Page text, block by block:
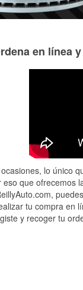
customer service.
very helpful. If any
assistant manager
en línea
lo único
eso que ofrecemos
tu compra en
y recoger tu